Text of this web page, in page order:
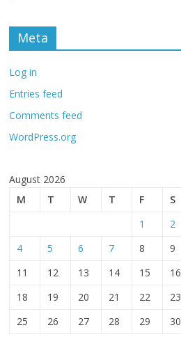
Meta
Log in
Entries feed
Comments feed
WordPress.org
August 2026
M
T W T F S
1
2
4
5 6 7 8 9
11
12 13 14 15 16
18
19 20 21 22 23
25
26 27 28 29 30